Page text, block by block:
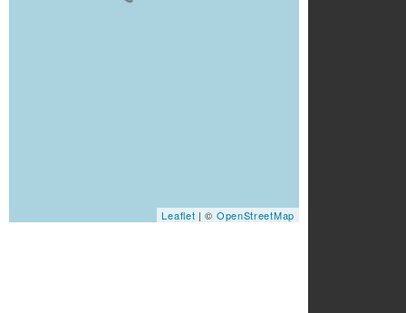
Leaflet | © OpenStreetMap